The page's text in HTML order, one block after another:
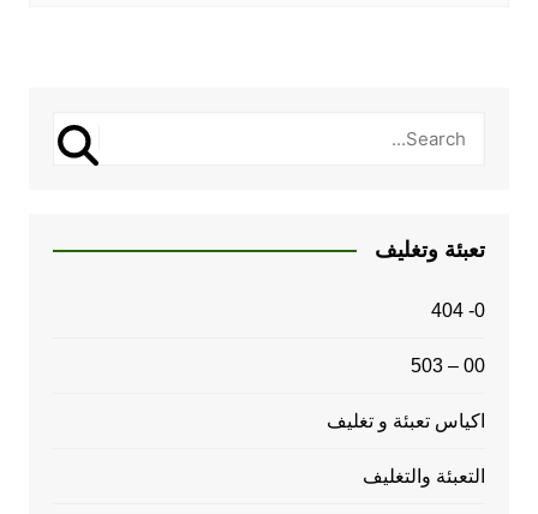
تعبئة وتغليف
0- 404
00 – 503
اكياس تعبئة و تغليف
التعبئة والتغليف